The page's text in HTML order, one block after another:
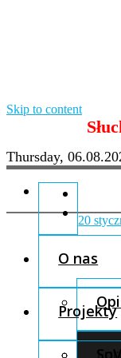
Skip to content
Thursday,
O nas
Projekty
20